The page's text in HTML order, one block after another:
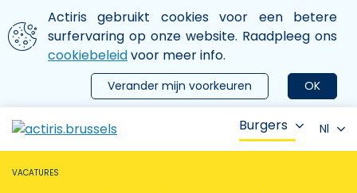
Aller au contenu principal
We gebruiken cookies
Actiris gebruikt cookies voor een betere
surfervaring op onze website. Raadpleeg ons
cookiebeleidvoor meer info.
OK
Verander mijn voorkeuren
le menu
Burgers Nl
VACATURES